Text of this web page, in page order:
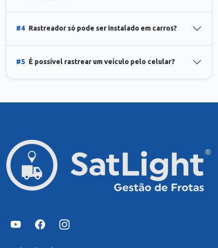
#4 Rastreador só pode ser instalado em carros?
#5 É possível rastrear um veículo pelo celular?